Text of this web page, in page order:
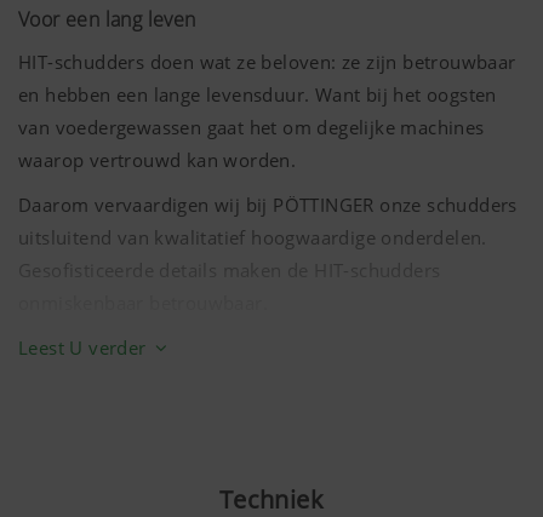
Voor een lang leven
HIT-schudders doen wat ze beloven: ze zijn betrouwbaar
en hebben een lange levensduur. Want bij het oogsten
van voedergewassen gaat het om degelijke machines
waarop vertrouwd kan worden.
Daarom vervaardigen wij bij PÖTTINGER onze schudders
uitsluitend van kwalitatief hoogwaardige onderdelen.
Het begint bij de aandrijving en eindigt bij de buitenste
Leest U verder
Techniek